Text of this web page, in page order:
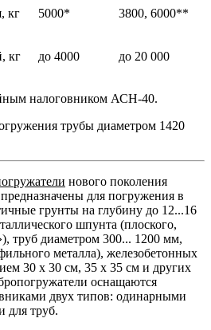
кг 5000* 3800, 6000**
кг до 4000 до 20 000
налоговником АСН-40.
трубы диаметром 1420
нового поколения
для погружения в
грунты на глубину до 12...16
шпунта (плоского,
труб диаметром 300... 1200 мм,
металла), железобетонных
30 х 30 см, 35 х 35 см и других
оснащаются
двух типов: одинарными
для труб.